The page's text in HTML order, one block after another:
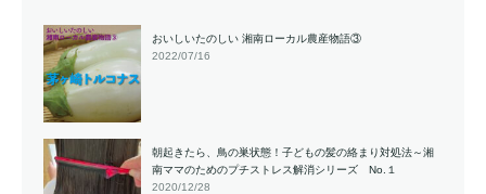
おいしいたのしい 湘南ローカル農産物語③
2022/07/16
朝起きたら、鳥の巣状態！子どもの髪の絡まり対処法～湘
南ママのためのプチストレス解消シリーズ No.１
2020/12/28